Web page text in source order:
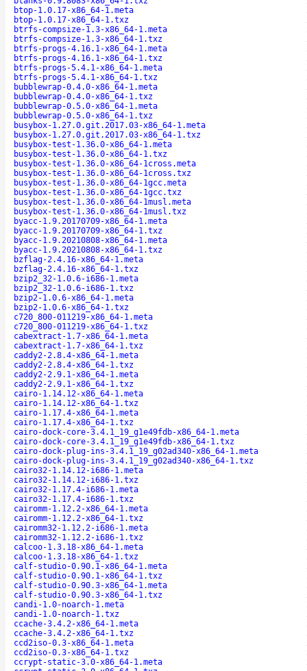
btop-1.0.17-x86_64-1.meta
btop-1.0.17-x86_64-1.txz
btrfs-compsize-1.3-x86_64-1.meta
btrfs-compsize-1.3-x86_64-1.txz
btrfs-progs-4.16.1-x86_64-1.meta
btrfs-progs-4.16.1-x86_64-1.txz
btrfs-progs-5.4.1-x86_64-1.meta
btrfs-progs-5.4.1-x86_64-1.txz
bubblewrap-0.4.0-x86_64-1.meta
bubblewrap-0.4.0-x86_64-1.txz
bubblewrap-0.5.0-x86_64-1.meta
bubblewrap-0.5.0-x86_64-1.txz
busybox-1.27.0.git.2017.03-x86_64-1.meta
busybox-1.27.0.git.2017.03-x86_64-1.txz
busybox-test-1.36.0-x86_64-1.meta
busybox-test-1.36.0-x86_64-1.txz
busybox-test-1.36.0-x86_64-1cross.meta
busybox-test-1.36.0-x86_64-1cross.txz
busybox-test-1.36.0-x86_64-1gcc.meta
busybox-test-1.36.0-x86_64-1gcc.txz
busybox-test-1.36.0-x86_64-1musl.meta
busybox-test-1.36.0-x86_64-1musl.txz
byacc-1.9.20170709-x86_64-1.meta
byacc-1.9.20170709-x86_64-1.txz
byacc-1.9.20210808-x86_64-1.meta
byacc-1.9.20210808-x86_64-1.txz
bzflag-2.4.16-x86_64-1.meta
bzflag-2.4.16-x86_64-1.txz
bzip2_32-1.0.6-i686-1.meta
bzip2_32-1.0.6-i686-1.txz
bzip2-1.0.6-x86_64-1.meta
bzip2-1.0.6-x86_64-1.txz
c720_800-011219-x86_64-1.meta
c720_800-011219-x86_64-1.txz
cabextract-1.7-x86_64-1.meta
cabextract-1.7-x86_64-1.txz
caddy2-2.8.4-x86_64-1.meta
caddy2-2.8.4-x86_64-1.txz
caddy2-2.9.1-x86_64-1.meta
caddy2-2.9.1-x86_64-1.txz
cairo-1.14.12-x86_64-1.meta
cairo-1.14.12-x86_64-1.txz
cairo-1.17.4-x86_64-1.meta
cairo-1.17.4-x86_64-1.txz
cairo-dock-core-3.4.1_19_g1e49fdb-x86_64-1.meta
cairo-dock-core-3.4.1_19_g1e49fdb-x86_64-1.txz
cairo-dock-plug-ins-3.4.1_19_g02ad340-x86_64-1.meta
cairo-dock-plug-ins-3.4.1_19_g02ad340-x86_64-1.txz
cairo32-1.14.12-i686-1.meta
cairo32-1.14.12-i686-1.txz
cairo32-1.17.4-i686-1.meta
cairo32-1.17.4-i686-1.txz
cairomm-1.12.2-x86_64-1.meta
cairomm-1.12.2-x86_64-1.txz
cairomm32-1.12.2-i686-1.meta
cairomm32-1.12.2-i686-1.txz
calcoo-1.3.18-x86_64-1.meta
calcoo-1.3.18-x86_64-1.txz
calf-studio-0.90.1-x86_64-1.meta
calf-studio-0.90.1-x86_64-1.txz
calf-studio-0.90.3-x86_64-1.meta
calf-studio-0.90.3-x86_64-1.txz
candi-1.0-noarch-1.meta
candi-1.0-noarch-1.txz
ccache-3.4.2-x86_64-1.meta
ccache-3.4.2-x86_64-1.txz
ccd2iso-0.3-x86_64-1.meta
ccd2iso-0.3-x86_64-1.txz
ccrypt-static-3.0-x86_64-1.meta